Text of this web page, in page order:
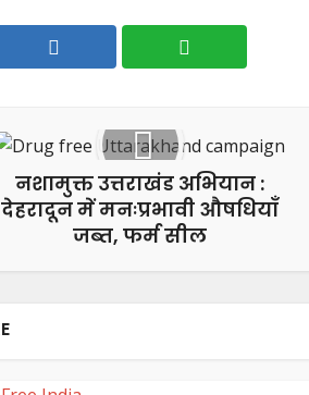
नशामुक्त उत्तराखंड अभियान :
देहरादून में मनःप्रभावी औषधियाँ
जब्त, फर्म सील